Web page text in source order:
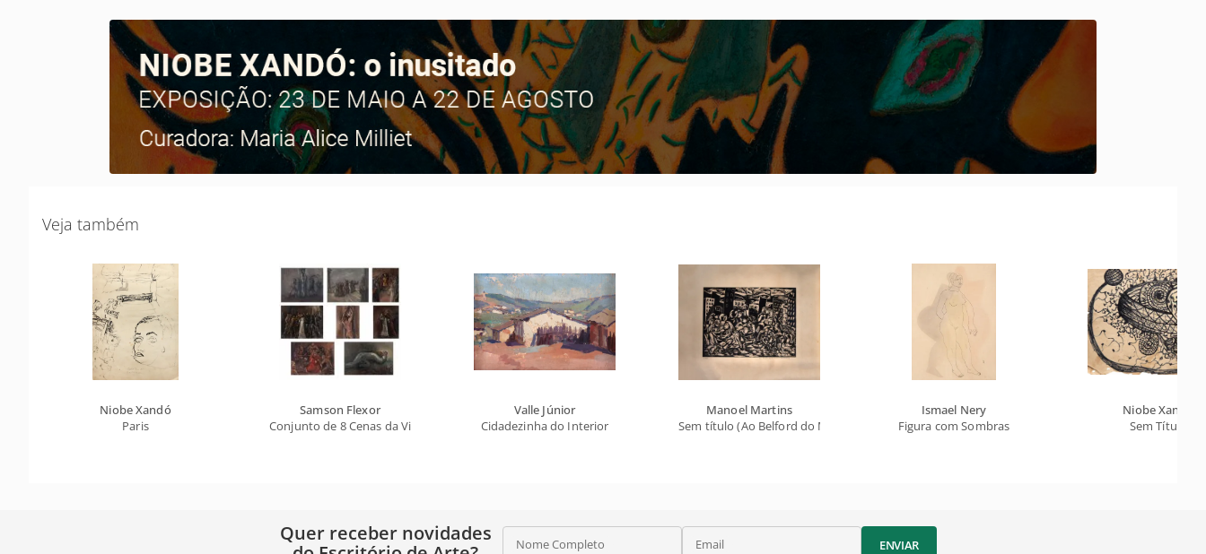
Veja também
Niobe Xandó
Paris
Samson Flexor
Conjunto de 8 Cenas da Via Sacra
Valle Júnior
Cidadezinha do Interior
Manoel Martins
Sem título (Ao Belford do Manoel Martins)
Ismael Nery
Figura com Sombras
Niobe Xandó
Sem Título
Quer receber novidades
Nome Completo Email ENVIAR